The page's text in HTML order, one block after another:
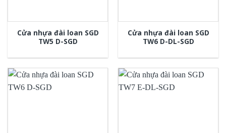
Cửa nhựa đài loan SGD
TW5 D-SGD
Cửa nhựa đài loan SGD
TW6 D-DL-SGD